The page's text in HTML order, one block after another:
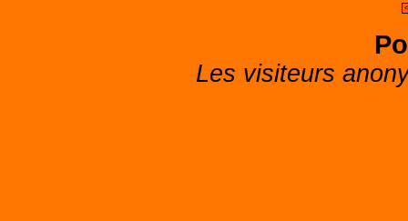
Les visiteurs